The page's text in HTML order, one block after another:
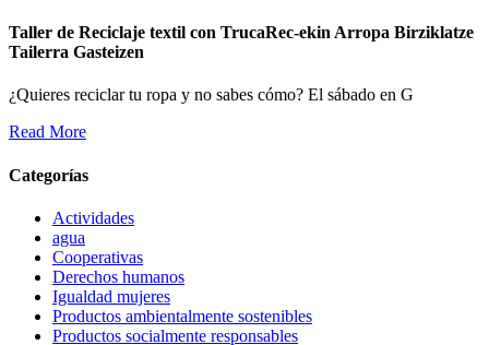
Taller de Reciclaje textil con TrucaRec-ekin Arropa Birziklatze
Tailerra Gasteizen
¿Quieres reciclar tu ropa y no sabes cómo? El sábado en G
Read More
Categorías
Actividades
agua
Cooperativas
Derechos humanos
Igualdad mujeres
Productos ambientalmente sostenibles
Productos socialmente responsables